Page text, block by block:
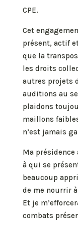
CPE.
Cet
présent, actif
que la
les droits
autres projets
auditions au
plaidons
maillons
n’est jamais
Ma présidence
à qui se
beaucoup
de me nourrir
Et je
combats